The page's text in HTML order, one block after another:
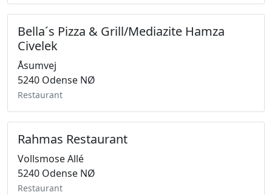
Bella´s Pizza & Grill/Mediazite Hamza
Civelek
Åsumvej
5240 Odense NØ
Restaurant
Rahmas Restaurant
Vollsmose Allé
5240 Odense NØ
Restaurant